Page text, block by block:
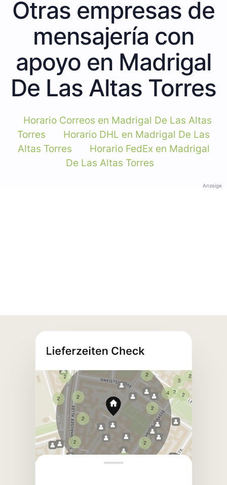
Otras empresas de
mensajería con
apoyo en Madrigal
De Las Altas Torres
Horario Correos en Madrigal De Las Altas
Torres
Horario DHL en Madrigal De Las
Altas Torres
Horario FedEx en Madrigal
De Las Altas Torres
Anzeige